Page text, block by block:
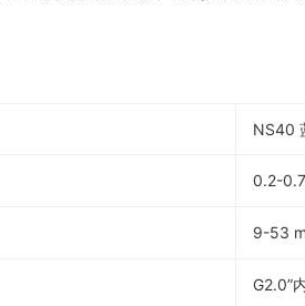
NS40
0.2-
9-53
G2.0”